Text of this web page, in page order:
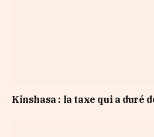
Kinshasa : la taxe qui a duré